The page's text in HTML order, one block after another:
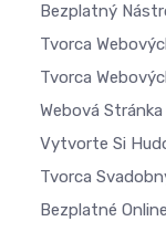
Bezplatný
Tvorca
Tvorca
Webová
Vytvorte Si
Tvorca
Bezplatné